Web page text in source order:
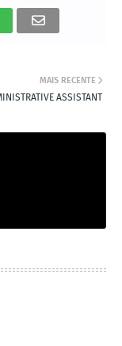
MAIS RECENTE
ASSISTANT